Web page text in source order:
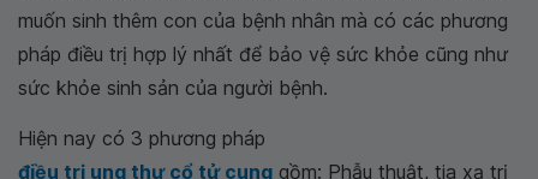
muốn sinh thêm con của bệnh nhân mà có các phương
pháp điều trị hợp lý nhất để bảo vệ sức khỏe cũng như
sức khỏe sinh sản của người bệnh.
Hiện nay có 3 phương pháp
điều trị ung thư cổ tử cung gồm: Phẫu thuật, tia xạ trị